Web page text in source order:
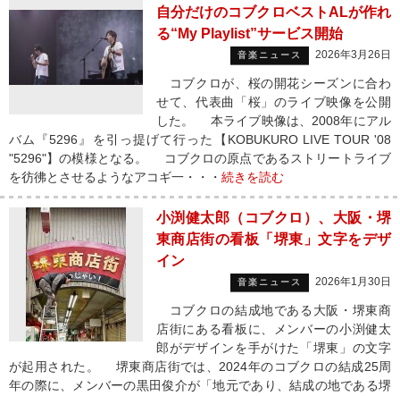
自分だけのコブクロベストALが作れ
る“My Playlist”サービス開始
音楽ニュース 2026年3月26日
コブクロが、桜の開花シーズンに合わ
せて、代表曲「桜」のライブ映像を公開
した。 本ライブ映像は、2008年にアル
バム『5296』を引っ提げて行った【KOBUKURO LIVE TOUR '08
"5296"】の模様となる。 コブクロの原点であるストリートライブ
を彷彿とさせるようなアコギ一・・・ 続きを読む
小渕健太郎（コブクロ）、大阪・堺
東商店街の看板「堺東」文字をデザ
イン
音楽ニュース 2026年1月30日
コブクロの結成地である大阪・堺東商
店街にある看板に、メンバーの小渕健太
郎がデザインを手がけた「堺東」の文字
が起用された。 堺東商店街では、2024年のコブクロの結成25周
年の際に、メンバーの黒田俊介が「地元であり、結成の地である堺